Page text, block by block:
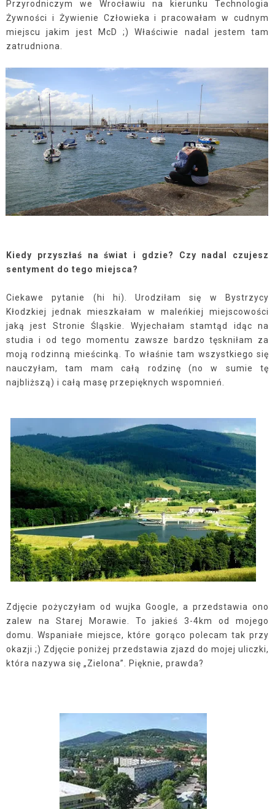
Przyrodniczym we Wrocławiu na kierunku Technologia
Żywności i Żywienie Człowieka i pracowałam w cudnym
miejscu jakim jest McD ;) Właściwie nadal jestem tam
zatrudniona.
Kiedy przyszłaś na świat i gdzie? Czy nadal czujesz
sentyment do tego miejsca?
Ciekawe pytanie (hi hi). Urodziłam się w Bystrzycy
Kłodzkiej jednak mieszkałam w maleńkiej miejscowości
jaką jest Stronie Śląskie. Wyjechałam stamtąd idąc na
studia i od tego momentu zawsze bardzo tęskniłam za
moją rodzinną mieścinką. To właśnie tam wszystkiego się
nauczyłam, tam mam całą rodzinę (no w sumie tę
najbliższą) i całą masę przepięknych wspomnień.
Zdjęcie pożyczyłam od wujka Google, a przedstawia ono
zalew na Starej Morawie. To jakieś 3-4km od mojego
domu. Wspaniałe miejsce, które gorąco polecam tak przy
okazji ;) Zdjęcie poniżej przedstawia zjazd do mojej uliczki,
która nazywa się „Zielona”. Pięknie, prawda?